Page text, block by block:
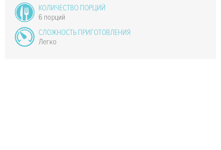
КОЛИЧЕСТВО ПОРЦИЙ
6 порций
СЛОЖНОСТЬ ПРИГОТОВЛЕНИЯ
Легко